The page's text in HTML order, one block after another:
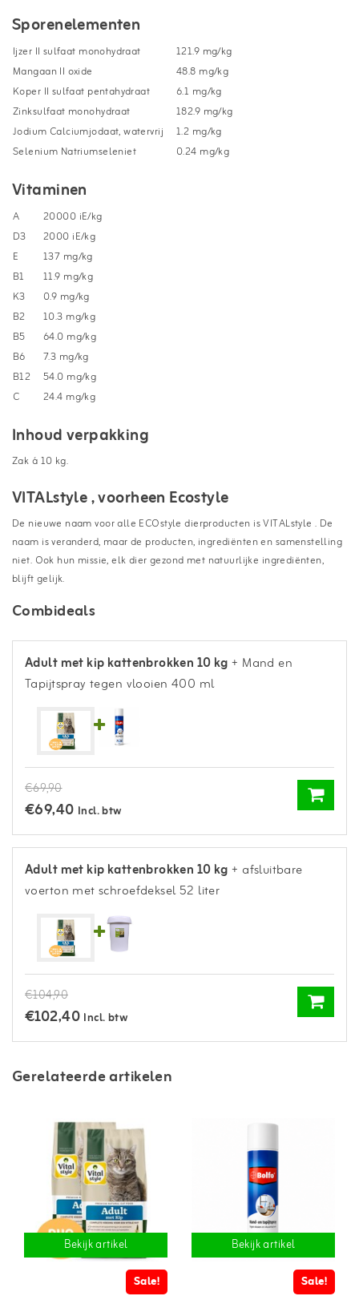
Sporenelementen
Ijzer II sulfaat monohydraat
121.9 mg/kg
Mangaan II oxide
48.8 mg/kg
Koper II sulfaat pentahydraat
6.1 mg/kg
Zinksulfaat monohydraat
182.9 mg/kg
Jodium Calciumjodaat, watervrij
1.2 mg/kg
Selenium Natriumseleniet
0.24 mg/kg
Vitaminen
A
20000 iE/kg
D3
2000 iE/kg
E
137 mg/kg
B1
11.9 mg/kg
K3
0.9 mg/kg
B2
10.3 mg/kg
B5
64.0 mg/kg
B6
7.3 mg/kg
B12
54.0 mg/kg
C
24.4 mg/kg
Inhoud verpakking
Zak á 10 kg.
VITALstyle , voorheen Ecostyle
De nieuwe naam voor alle ECOstyle dierproducten is VITALstyle . De
naam is veranderd, maar de producten, ingrediënten en samenstelling
niet. Ook hun missie, elk dier gezond met natuurlijke ingrediënten,
blijft gelijk.
Combideals
Adult met kip kattenbrokken 10 kg+ Mand en
Tapijtspray tegen vlooien 400 ml
€69,90
€69,40 Incl. btw
Adult met kip kattenbrokken 10 kg+ afsluitbare
voerton met schroefdeksel 52 liter
€104,90
€102,40 Incl. btw
Gerelateerde artikelen
Bekijk artikel
Sale!
Bekijk artikel
Sale!